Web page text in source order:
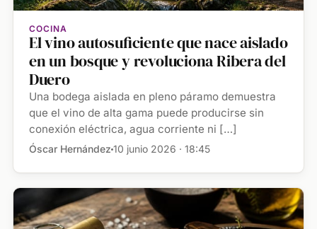
COCINA
El vino autosuficiente que nace aislado
en un bosque y revoluciona Ribera del
Duero
Una bodega aislada en pleno páramo demuestra
que el vino de alta gama puede producirse sin
conexión eléctrica, agua corriente ni […]
Óscar Hernández 10 junio 2026 · 18:45